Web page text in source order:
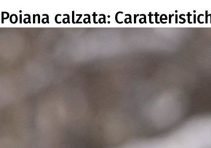
Poiana calzata: